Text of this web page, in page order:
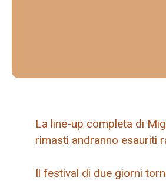
La line-up completa di
rimasti andranno esauriti
Il festival di due giorni